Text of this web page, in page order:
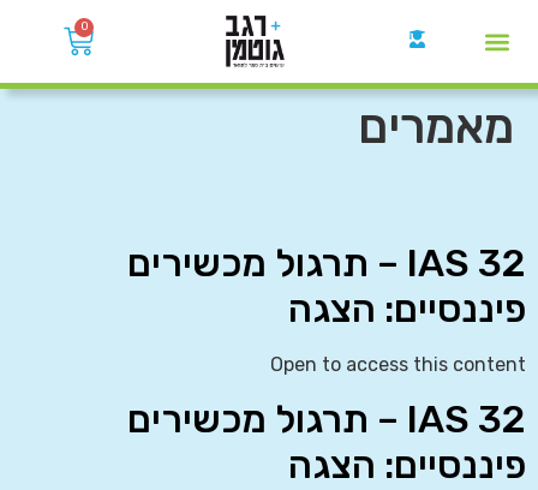
0
מאמרים
IAS 32 – תרגול מכשירים
פיננסיים: הצגה
Open to access this content
IAS 32 – תרגול מכשירים
פיננסיים: הצגה